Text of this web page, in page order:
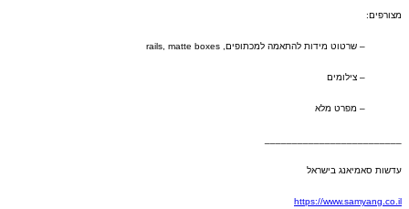
מצורפים:
– שרטוט מידות להתאמה למכתופים, rails, matte boxes
– צילומים
– מפרט מלא
עדשות סאמיאנג בישראל
https://www.samyang.co.il